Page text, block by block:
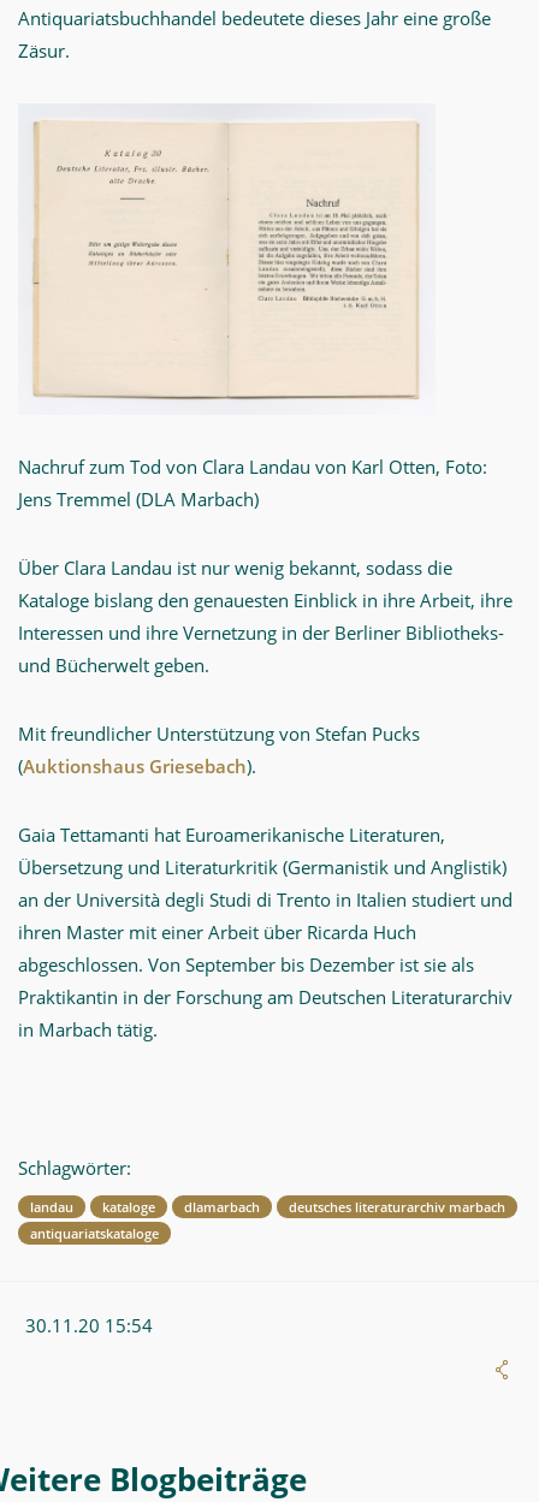
Antiquariatsbuchhandel bedeutete dieses Jahr eine große
Zäsur.
Nachruf zum Tod von Clara Landau von Karl Otten, Foto:
Jens Tremmel (DLA Marbach)
Über Clara Landau ist nur wenig bekannt, sodass die
Kataloge bislang den genauesten Einblick in ihre Arbeit, ihre
Interessen und ihre Vernetzung in der Berliner Bibliotheks-
und Bücherwelt geben.
Mit freundlicher Unterstützung von Stefan Pucks
(Auktionshaus Griesebach).
Gaia Tettamanti hat Euroamerikanische Literaturen,
Übersetzung und Literaturkritik (Germanistik und Anglistik)
an der Università degli Studi di Trento in Italien studiert und
ihren Master mit einer Arbeit über Ricarda Huch
abgeschlossen. Von September bis Dezember ist sie als
Praktikantin in der Forschung am Deutschen Literaturarchiv
in Marbach tätig.
Schlagwörter:
landau kataloge dlamarbach
deutsches literaturarchiv marbach
antiquariatskataloge
30.11.20 15:54
Weitere Blogeintrag